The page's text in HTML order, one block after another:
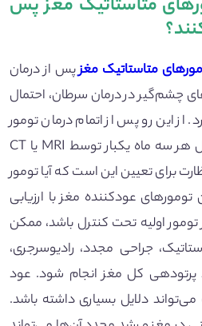
متاستاتیک مغز پس
متاستاتیک مغزپس از درمان
چشم‌گیر در درمان سرطان، احتمال
از این رو پس از اتمام درمان تومور
مغزی، بیمار به مدت یک سال هر سه ماه یکبار توسط MRI یا CT
برای تعیین این است که آیا تومور
عود‌کننده مغز با ارزیابی
تومور اولیه تحت کنترل باشد، ممکن
جراحی مجدد، رادیوسرجری،
پرتودهی کل مغز انجام شود. عود
دلایل بسیاری داشته باشد.